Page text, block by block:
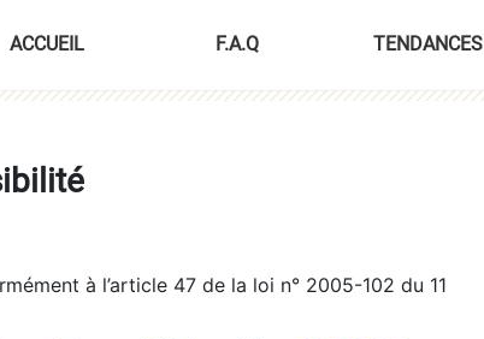
ACCUEIL F.A.Q TENDANCES
à l’article 47 de la loi n° 2005-102 du 11